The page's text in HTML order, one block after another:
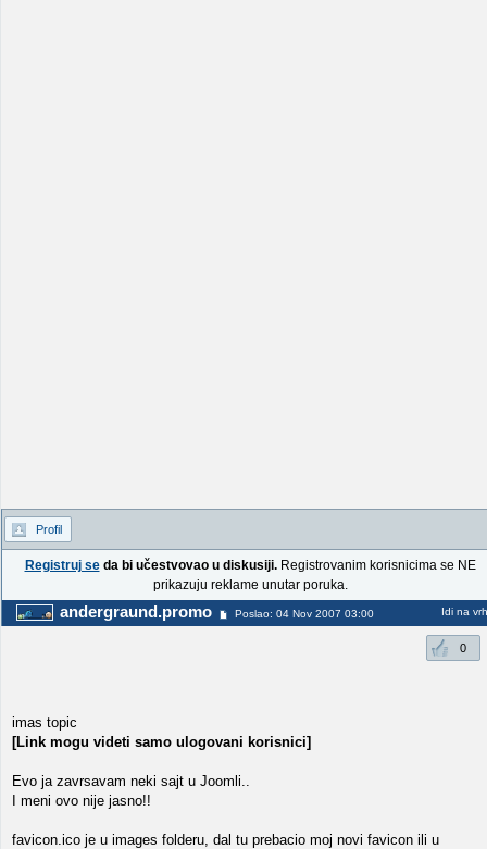
Profil
Registruj seda bi učestvovao u diskusiji.Registrovanim korisnicima se NE
prikazuju reklame unutar poruka.
andergraund.promo Poslao: 04 Nov 2007 03:00 Idi na vrh
0
imas topic
[Link mogu videti samo ulogovani korisnici]
Evo ja zavrsavam neki sajt u Joomli..
I meni ovo nije jasno!!
favicon.ico je u images folderu, dal tu prebacio moj novi favicon ili u